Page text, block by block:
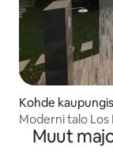
Kohde
Moderni talo Los
Muut